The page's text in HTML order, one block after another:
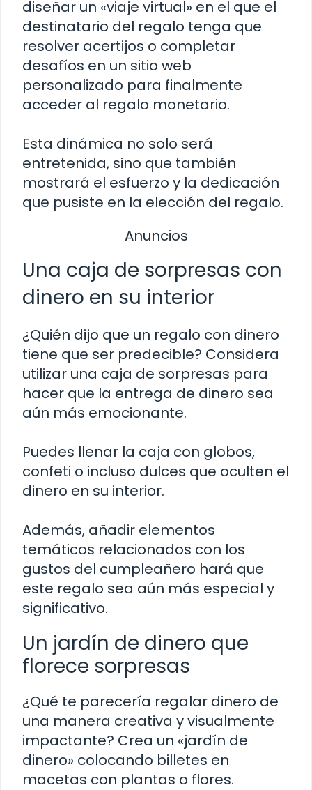
diseñar un «viaje virtual» en el que el
destinatario del regalo tenga que
resolver acertijos o completar
desafíos en un sitio web
personalizado para finalmente
acceder al regalo monetario.
Esta dinámica no solo será
entretenida, sino que también
mostrará el esfuerzo y la dedicación
que pusiste en la elección del regalo.
Anuncios
Una caja de sorpresas con
dinero en su interior
¿Quién dijo que un regalo con dinero
tiene que ser predecible? Considera
utilizar una caja de sorpresas para
hacer que la entrega de dinero sea
aún más emocionante.
Puedes llenar la caja con globos,
confeti o incluso dulces que oculten el
dinero en su interior.
Además, añadir elementos
temáticos relacionados con los
gustos del cumpleañero hará que
este regalo sea aún más especial y
significativo.
Un jardín de dinero que
florece sorpresas
¿Qué te parecería regalar dinero de
una manera creativa y visualmente
impactante? Crea un «jardín de
dinero» colocando billetes en
macetas con plantas o flores.